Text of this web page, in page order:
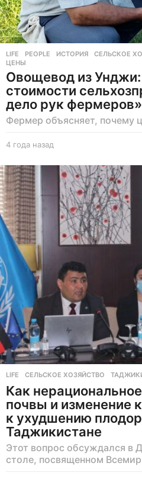
LIFE ,PEOPLE ИСТОРИЯ ,СЕЛЬСКОЕ
ЦЕНЫ
Овощевод из
стоимости
дело рук фермеров»
Фермер объясняет, почему
4 года назад
о
д
LIFE СЕЛЬСКОЕ ХОЗЯЙСТВО ,
Как
почвы и изменение
к ухудшению
Таджикистане
Этот вопрос обсуждался в
столе, посвященном